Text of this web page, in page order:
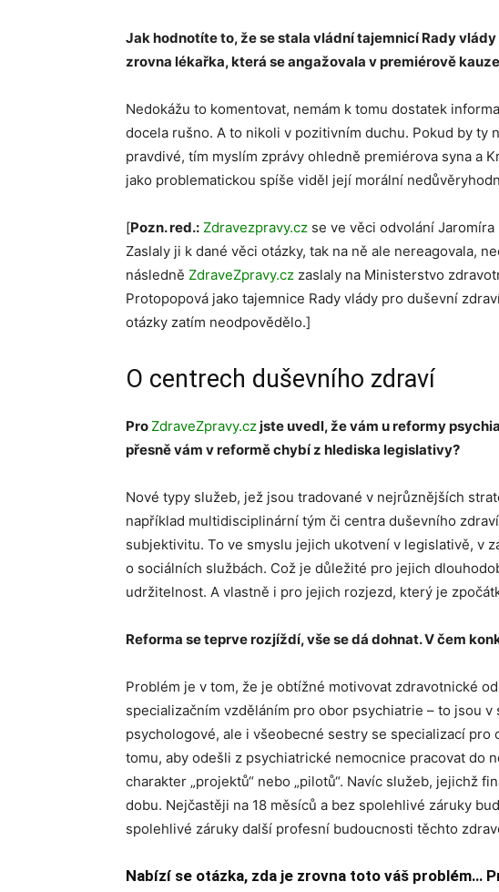
Jak hodnotíte to, že se stala vládní tajemnicí Rady
zrovna lékařka, která se angažovala v premiérově
Nedokážu to komentovat, nemám k tomu dostatek
docela rušno. A to nikoli v pozitivním duchu. Pokud by ty
pravdivé, tím myslím zprávy ohledně premiérova syna a
jako problematickou spíše viděl její morální
[Pozn. red.: Zdravezpravy.cz se ve věci odvolání
Zaslaly ji k dané věci otázky, tak na ně ale nereagovala,
následně ZdraveZpravy.cz zaslaly na Ministerstvo
Protopopová jako tajemnice Rady vlády pro duševní
otázky zatím neodpovědělo.]
O centrech duševního zdraví
ProZdraveZpravy.czjste uvedl, že vám u reformy
přesně vám v reformě chybí z hlediska legislativy?
Nové typy služeb, jež jsou tradované v nejrůznějších
například multidisciplinární tým či centra duševního
subjektivitu. To ve smyslu jejich ukotvení v legislativě, v
o sociálních službách. Což je důležité pro jejich
udržitelnost. A vlastně i pro jejich rozjezd, který je
Reforma se teprve rozjíždí, vše se dá dohnat. V čem
Problém je v tom, že je obtížné motivovat zdravotnické
specializačním vzděláním pro obor psychiatrie – to jsou
psychologové, ale i všeobecné sestry se specializací
tomu, aby odešli z psychiatrické nemocnice pracovat do
charakter „projektů“ nebo „pilotů“. Navíc služeb, jejichž
dobu. Nejčastěji na 18 měsíců a bez spolehlivé záruky
spolehlivé záruky další profesní budoucnosti těchto
Nabízí se otázka, zda je zrovna toto váš problém…